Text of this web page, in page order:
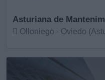
Asturiana de
Olloniego - Oviedo